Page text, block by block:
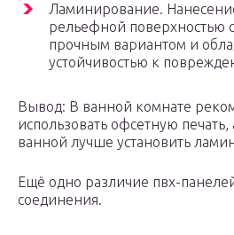
Ламинирование.
рельефной поверхностью
прочным вариантом и
устойчивостью к
Вывод: В ванной комнате
использовать офсетную печать,
ванной лучше установить
Ещё одно различие пвх-
соединения.